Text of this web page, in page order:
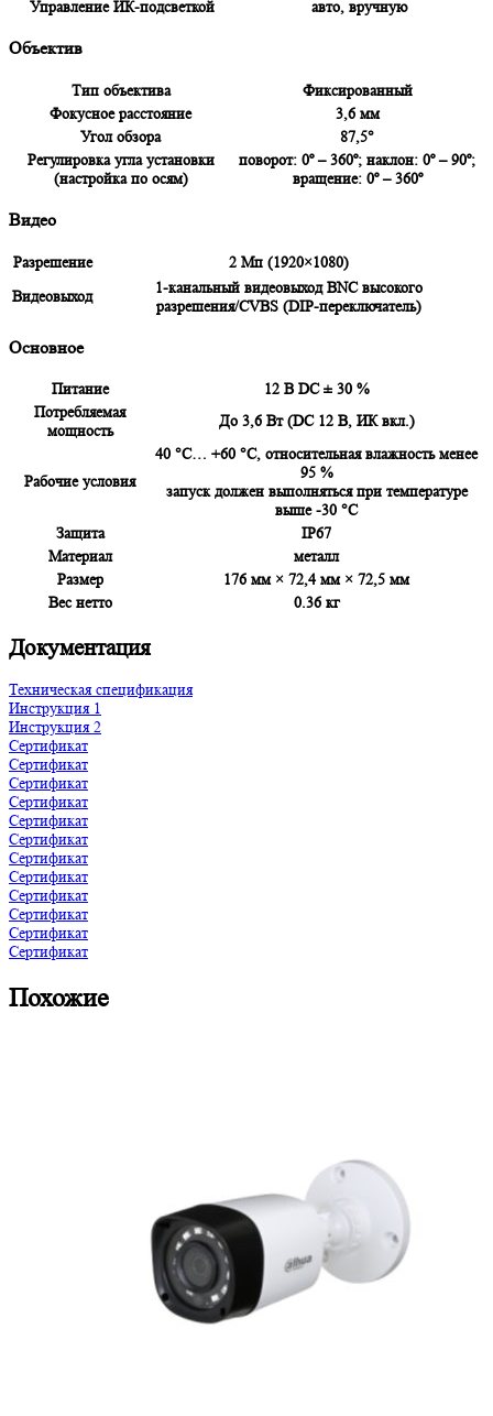
Управление ИК-подсветкой авто, вручную
Объектив
Тип объектива
Фиксированный
Фокусное расстояние
3,6 мм
Угол обзора
87,5°
Регулировка угла установки
(настройка по осям)
поворот: 0º – 360º; наклон: 0º – 90º;
вращение: 0º – 360º
Видео
Разрешение
2 Мп (1920×1080)
Видеовыход
1-канальный видеовыход BNC высокого
разрешения/CVBS (DIP-переключатель)
Основное
Питание
12 В DC ± 30 %
Потребляемая
мощность
До 3,6 Вт (DC 12 В, ИК вкл.)
Рабочие условия
40 °C… +60 °C, относительная влажность менее
95 %
запуск должен выполняться при температуре
выше -30 °C
Защита
IP67
Материал
металл
Размер
176 мм × 72,4 мм × 72,5 мм
Вес нетто
0.36 кг
Документация
Техническая спецификация
Инструкция 1
Инструкция 2
Сертификат
Сертификат
Сертификат
Сертификат
Сертификат
Сертификат
Сертификат
Сертификат
Сертификат
Сертификат
Сертификат
Сертификат
Похожие